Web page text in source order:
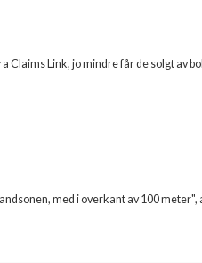
Claims Link, jo mindre får de solgt av
med i overkant av 100